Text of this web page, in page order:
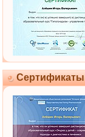
Сертификаты